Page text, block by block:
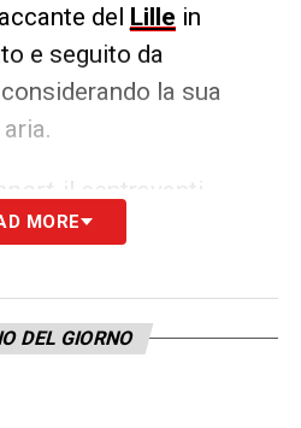
del Lille in
e seguito da
la sua
, il centravanti
un like
grazie ai gol di Weah e
la notizia ha fatto il giro
MORE
DEL GIORNO